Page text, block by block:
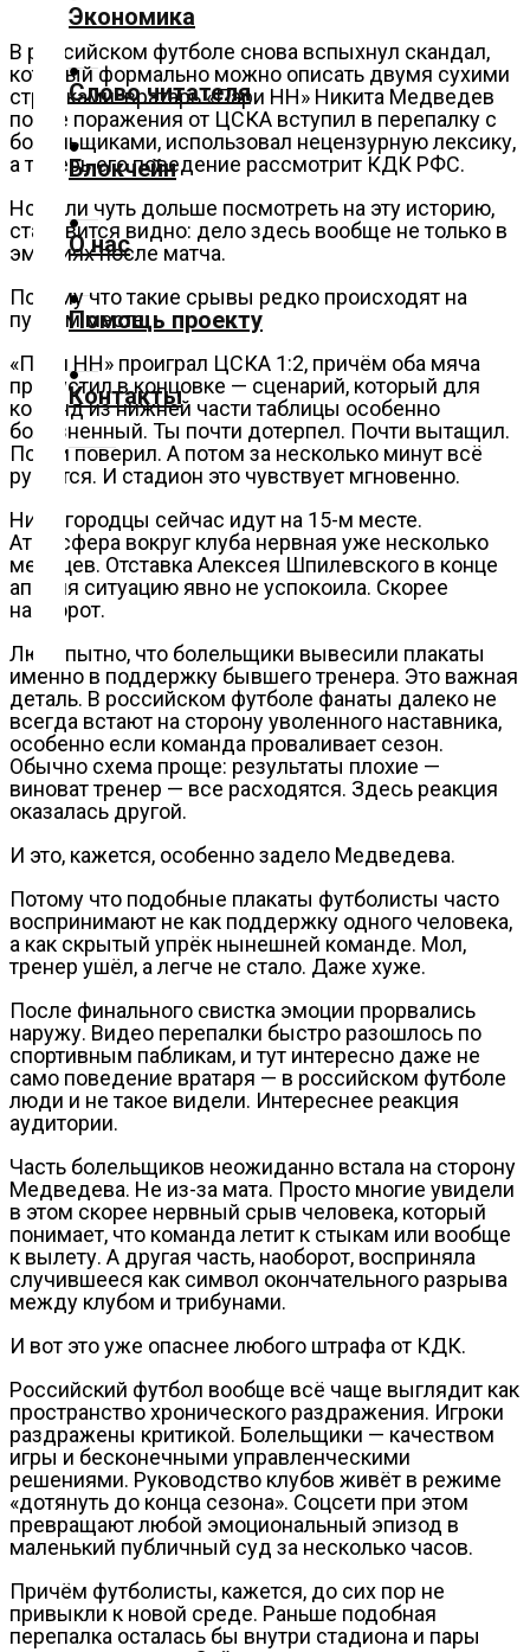
Культура
Технологии
Экономика
Слово
Блокчейн
О
нас
проекту
Контакты
Экономика
Слово читателя
Блокчейн
О нас
Помощь проекту
Контакты
В российском футболе снова вспыхнул скандал,
который формально можно описать двумя сухими
строчками: вратарь «Пари НН» Никита Медведев
после поражения от ЦСКА вступил в перепалку с
болельщиками, использовал нецензурную лексику,
а теперь его поведение рассмотрит КДК РФС.
Но если чуть дольше посмотреть на эту историю,
становится видно: дело здесь вообще не только в
эмоциях после матча.
Потому что такие срывы редко происходят на
пустом месте.
«Пари НН» проиграл ЦСКА 1:2, причём оба мяча
пропустил в концовке — сценарий, который для
команд из нижней части таблицы особенно
болезненный. Ты почти дотерпел. Почти вытащил.
Почти поверил. А потом за несколько минут всё
рушится. И стадион это чувствует мгновенно.
Нижегородцы сейчас идут на 15-м месте.
Атмосфера вокруг клуба нервная уже несколько
месяцев. Отставка Алексея Шпилевского в конце
апреля ситуацию явно не успокоила. Скорее
наоборот.
Любопытно, что болельщики вывесили плакаты
именно в поддержку бывшего тренера. Это важная
деталь. В российском футболе фанаты далеко не
всегда встают на сторону уволенного наставника,
особенно если команда проваливает сезон.
Обычно схема проще: результаты плохие —
виноват тренер — все расходятся. Здесь реакция
оказалась другой.
И это, кажется, особенно задело Медведева.
Потому что подобные плакаты футболисты часто
воспринимают не как поддержку одного человека,
а как скрытый упрёк нынешней команде. Мол,
тренер ушёл, а легче не стало. Даже хуже.
После финального свистка эмоции прорвались
наружу. Видео перепалки быстро разошлось по
спортивным пабликам, и тут интересно даже не
само поведение вратаря — в российском футболе
люди и не такое видели. Интереснее реакция
аудитории.
Часть болельщиков неожиданно встала на сторону
Медведева. Не из-за мата. Просто многие увидели
в этом скорее нервный срыв человека, который
понимает, что команда летит к стыкам или вообще
к вылету. А другая часть, наоборот, восприняла
случившееся как символ окончательного разрыва
между клубом и трибунами.
И вот это уже опаснее любого штрафа от КДК.
Российский футбол вообще всё чаще выглядит как
пространство хронического раздражения. Игроки
раздражены критикой. Болельщики — качеством
игры и бесконечными управленческими
решениями. Руководство клубов живёт в режиме
«дотянуть до конца сезона». Соцсети при этом
превращают любой эмоциональный эпизод в
маленький публичный суд за несколько часов.
Причём футболисты, кажется, до сих пор не
привыкли к новой среде. Раньше подобная
перепалка осталась бы внутри стадиона и пары